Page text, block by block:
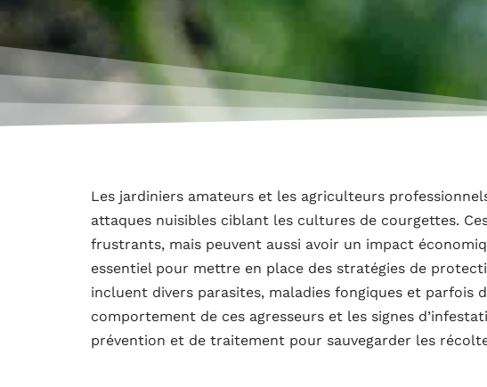
Les jardiniers amateurs et les agriculteurs
attaques nuisibles ciblant les cultures de courgettes.
frustrants, mais peuvent aussi avoir un impact
essentiel pour mettre en place des stratégies de
incluent divers parasites, maladies fongiques et parfois
comportement de ces agresseurs et les signes
prévention et de traitement pour sauvegarder les